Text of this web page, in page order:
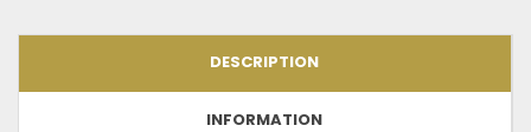
DESCRIPTION
INFORMATION